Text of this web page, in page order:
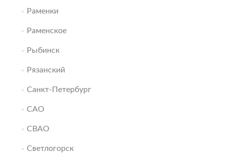
Раменки
Раменское
Рыбинск
Рязанский
Санкт-Петербург
САО
СВАО
Светлогорск